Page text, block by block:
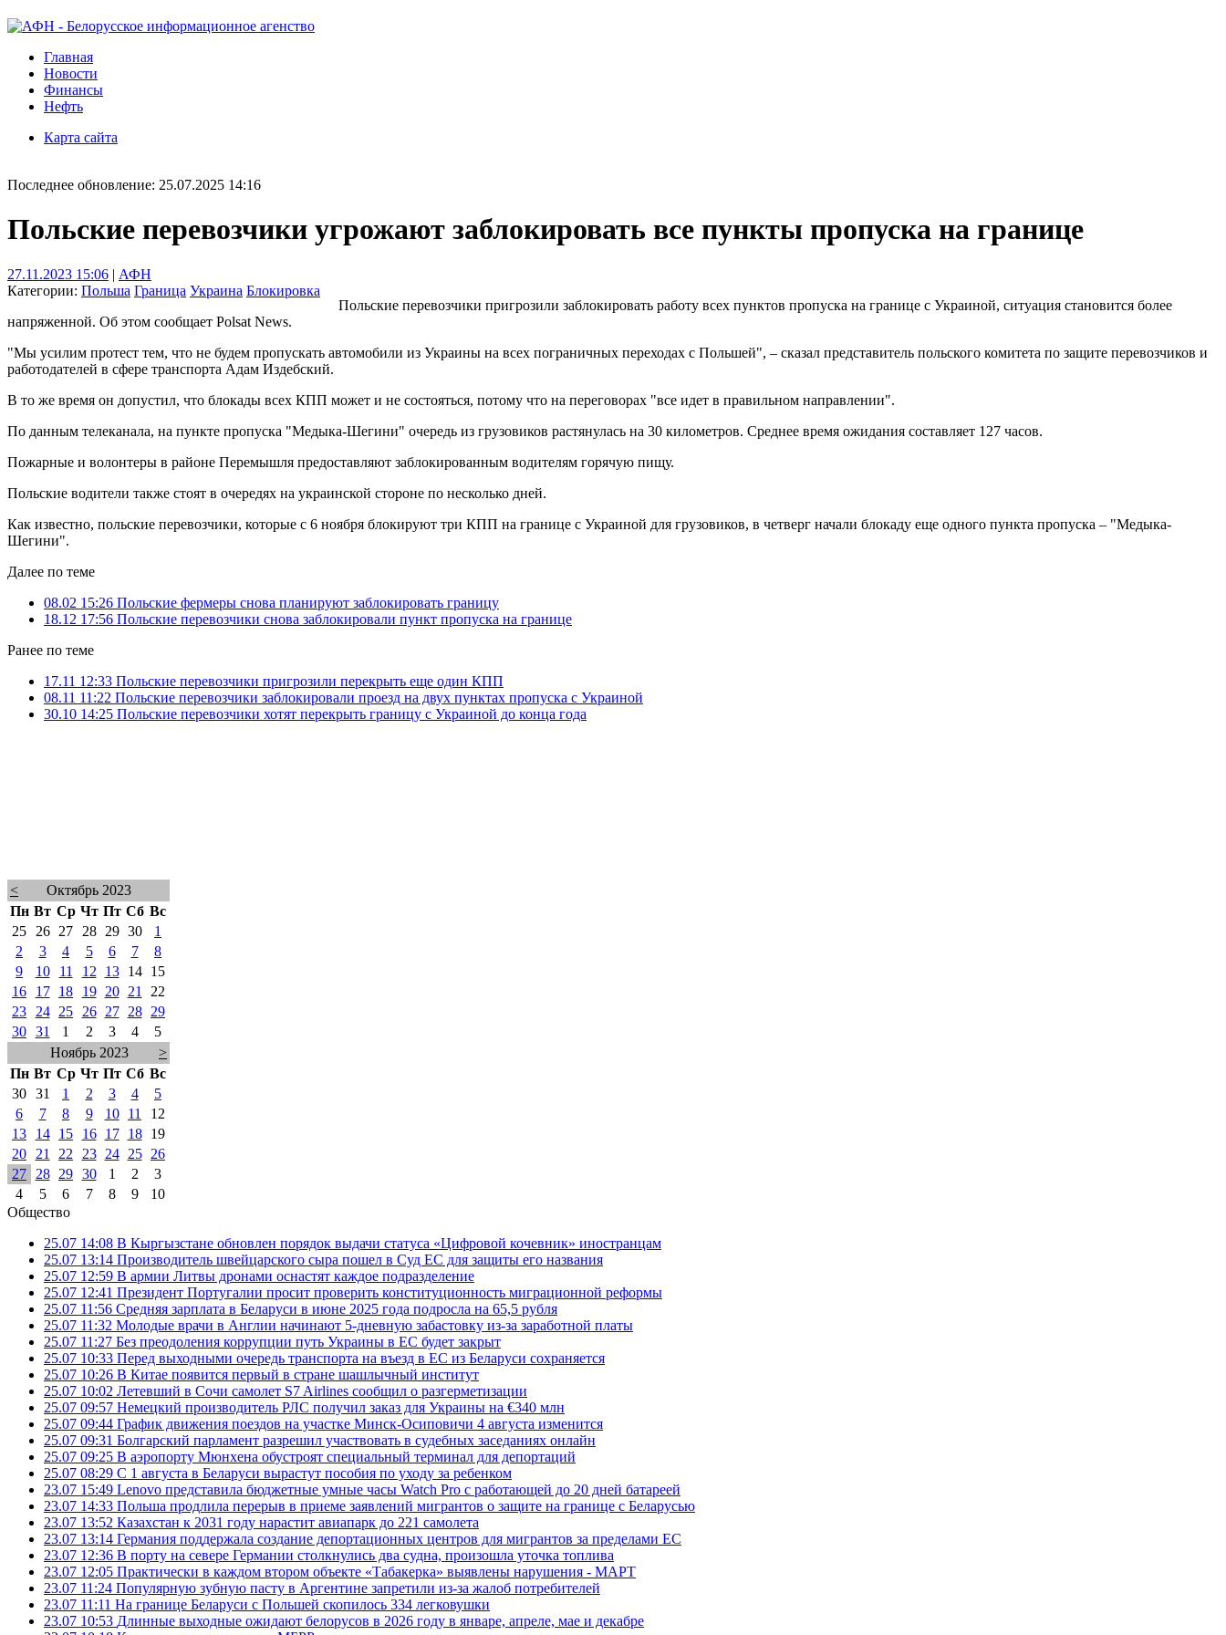
Главная
Новости
Финансы
Нефть
Карта сайта
Последнее обновление: 25.07.2025 14:16
Польские перевозчики угрожают заблокировать все пункты пропуска на границе
27.11.2023 15:06 | АФН
Категории: Польша Граница Украина Блокировка
Польские перевозчики пригрозили заблокировать работу всех пунктов пропуска на границе с Украиной, ситуация становится более
напряженной. Об этом сообщает Polsat News.
"Мы усилим протест тем, что не будем пропускать автомобили из Украины на всех пограничных переходах с Польшей", – сказал представитель польского комитета по защите перевозчиков и
работодателей в сфере транспорта Адам Издебский.
В то же время он допустил, что блокады всех КПП может и не состояться, потому что на переговорах "все идет в правильном направлении".
По данным телеканала, на пункте пропуска "Медыка-Шегини" очередь из грузовиков растянулась на 30 километров. Среднее время ожидания составляет 127 часов.
Пожарные и волонтеры в районе Перемышля предоставляют заблокированным водителям горячую пищу.
Польские водители также стоят в очередях на украинской стороне по несколько дней.
Как известно, польские перевозчики, которые с 6 ноября блокируют три КПП на границе с Украиной для грузовиков, в четверг начали блокаду еще одного пункта пропуска – "Медыка-
Шегини".
Далее по теме
08.02 15:26 Польские фермеры снова планируют заблокировать границу
18.12 17:56 Польские перевозчики снова заблокировали пункт пропуска на границе
Ранее по теме
17.11 12:33 Польские перевозчики пригрозили перекрыть еще один КПП
08.11 11:22 Польские перевозчики заблокировали проезд на двух пунктах пропуска с Украиной
30.10 14:25 Польские перевозчики хотят перекрыть границу с Украиной до конца года
<
Октябрь 2023
Пн Вт Ср Чт Пт Сб Вс
25
26 27 28 29 30
1
2
3 4 5 6 7
8
9
10 11 12 13 14
15
16
17 18 19 20 21
22
23
24 25 26 27 28
29
30 31 1 2 3 4
5
Ноябрь 2023
>
Пн Вт Ср Чт Пт Сб Вс
30 31 1 2 3 4
5
6
7 8 9 10 11
12
13
14 15 16 17 18
19
20
21 22 23 24 25
26
27
28 29 30 1 2
3
4
5 6 7 8 9
10
Общество
25.07 14:08 В Кыргызстане обновлен порядок выдачи статуса «Цифровой кочевник» иностранцам
25.07 13:14 Производитель швейцарского сыра пошел в Суд ЕС для защиты его названия
25.07 12:59 В армии Литвы дронами оснастят каждое подразделение
25.07 12:41 Президент Португалии просит проверить конституционность миграционной реформы
25.07 11:56 Средняя зарплата в Беларуси в июне 2025 года подросла на 65,5 рубля
25.07 11:32 Молодые врачи в Англии начинают 5-дневную забастовку из-за заработной платы
25.07 11:27 Без преодоления коррупции путь Украины в ЕС будет закрыт
25.07 10:33 Перед выходными очередь транспорта на въезд в ЕС из Беларуси сохраняется
25.07 10:26 В Китае появится первый в стране шашлычный институт
25.07 10:02 Летевший в Сочи самолет S7 Airlines сообщил о разгерметизации
25.07 09:57 Немецкий производитель РЛС получил заказ для Украины на €340 млн
25.07 09:44 График движения поездов на участке Минск-Осиповичи 4 августа изменится
25.07 09:31 Болгарский парламент разрешил участвовать в судебных заседаниях онлайн
25.07 09:25 В аэропорту Мюнхена обустроят специальный терминал для депортаций
25.07 08:29 С 1 августа в Беларуси вырастут пособия по уходу за ребенком
23.07 15:49 Lenovo представила бюджетные умные часы Watch Pro с работающей до 20 дней батареей
23.07 14:33 Польша продлила перерыв в приеме заявлений мигрантов о защите на границе с Беларусью
23.07 13:52 Казахстан к 2031 году нарастит авиапарк до 221 самолета
23.07 13:14 Германия поддержала создание депортационных центров для мигрантов за пределами ЕС
23.07 12:36 В порту на севере Германии столкнулись два судна, произошла уточка топлива
23.07 12:05 Практически в каждом втором объекте «Табакерка» выявлены нарушения - МАРТ
23.07 11:24 Популярную зубную пасту в Аргентине запретили из-за жалоб потребителей
23.07 11:11 На границе Беларуси с Польшей скопилось 334 легковушки
23.07 10:53 Длинные выходные ожидают белорусов в 2026 году в январе, апреле, мае и декабре